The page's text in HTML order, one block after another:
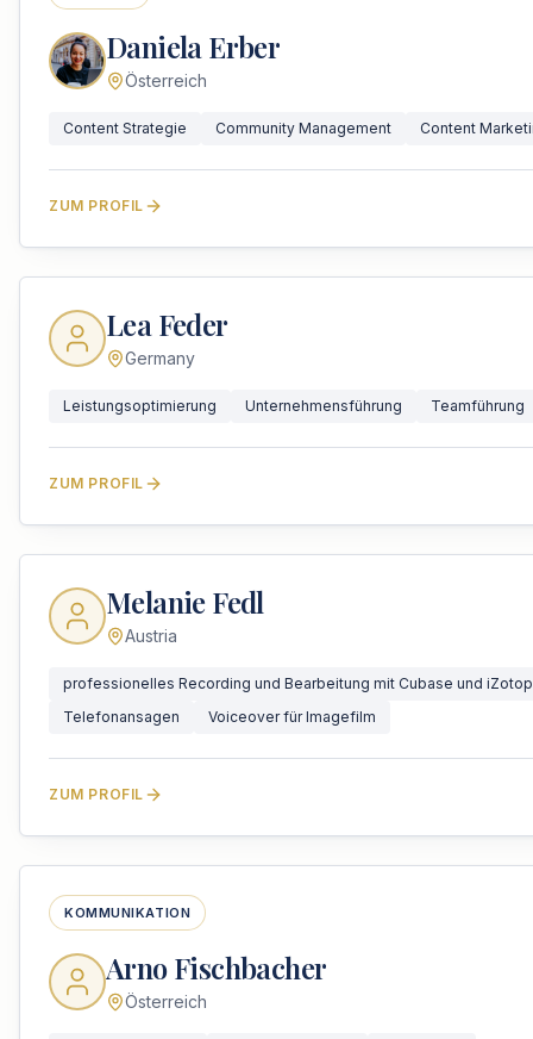
Daniela Erber
Österreich
Content Strategie Community Management Content
ZUM PROFIL
Lea Feder
Germany
Leistungsoptimierung Unternehmensführung Teamführung
ZUM PROFIL
Melanie Fedl
Austria
professionelles Recording und Bearbeitung mit Cubase und
Telefonansagen
Voiceover für Imagefilm
ZUM PROFIL
KOMMUNIKATION
Arno Fischbacher
Österreich